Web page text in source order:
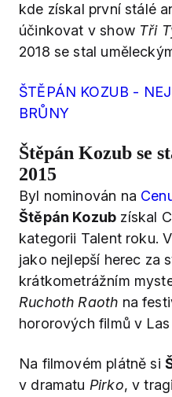
kde získal první stálé
účinkovat v show Tři
2018 se stal
ŠTĚPÁN KOZUB -
BRŮNY
Štěpán Kozub se
2015
Byl nominován na
Štěpán Kozub získal
kategorii Talent roku.
jako nejlepší herec za
krátkometrážním
Ruchoth Raoth na
hororových filmů v Las
Na filmovém plátně si
v dramatu Pirko, v